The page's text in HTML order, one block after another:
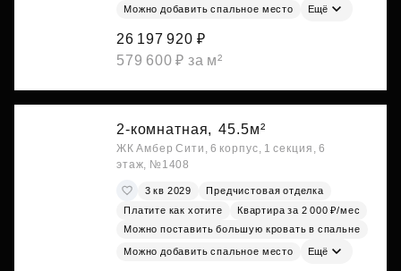
Можно добавить спальное место Ещё
26 197 920 ₽
579 600 ₽ за м²
2-комнатная, 45.5м²
ЖК Амбер Сити, 6 корпус, 1 секция, 6
этаж, №1408
3 кв 2029
Предчистовая отделка
Платите как хотите
Квартира за 2 000 ₽/мес
Можно поставить большую кровать в спальне
Можно добавить спальное место Ещё